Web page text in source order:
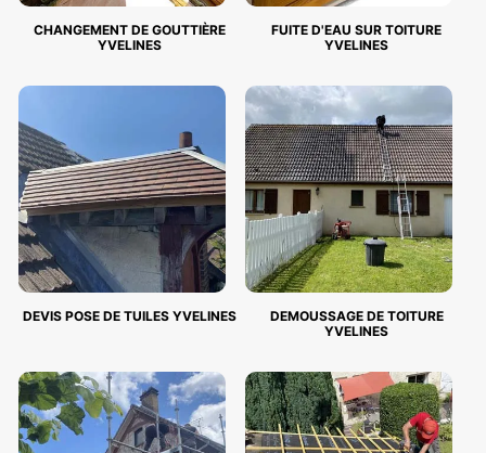
CHANGEMENT DE GOUTTIÈRE
YVELINES
FUITE D'EAU SUR TOITURE
YVELINES
DEVIS POSE DE TUILES YVELINES
DEMOUSSAGE DE TOITURE
YVELINES